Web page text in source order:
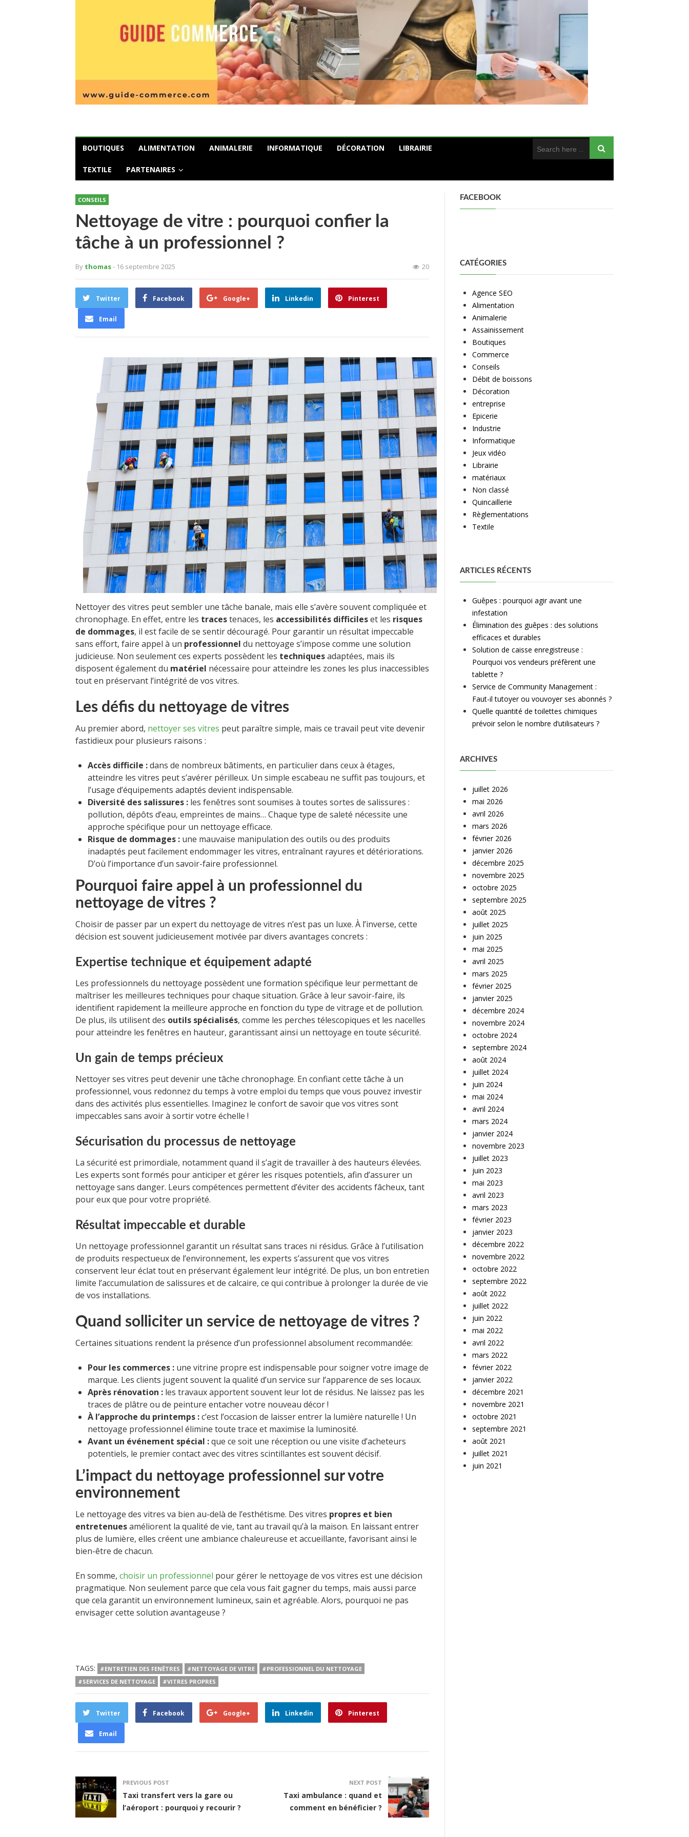
BOUTIQUES ALIMENTATION ANIMALERIE INFORMATIQUE DÉCORATION LIBRAIRIE
TEXTILE PARTENAIRES
CONSEILS
Nettoyage de vitre : pourquoi confier la
tâche à un professionnel ?
By thomas- 16 septembre 2025 20
Twitter Facebook Google+ Linkedin Pinterest
Email
Nettoyer des vitres peut sembler une tâche banale, mais elle s’avère souvent compliquée et
chronophage. En effet, entre les tracestenaces, les accessibilités difficileset les risques
de dommages, il est facile de se sentir découragé. Pour garantir un résultat impeccable
sans effort, faire appel à un professionnel du nettoyage s’impose comme une solution
judicieuse. Non seulement ces experts possèdent les techniquesadaptées, mais ils
disposent également du matériel nécessaire pour atteindre les zones les plus inaccessibles
tout en préservant l’intégrité de vos vitres.
Les défis du nettoyage de vitres
Au premier abord, nettoyer ses vitres peut paraître simple, mais ce travail peut vite devenir
fastidieux pour plusieurs raisons :
Accès difficile :dans de nombreux bâtiments, en particulier dans ceux à étages,
atteindre les vitres peut s’avérer périlleux. Un simple escabeau ne suffit pas toujours, et
l’usage d’équipements adaptés devient indispensable.
Diversité des salissures : les fenêtres sont soumises à toutes sortes de salissures :
pollution, dépôts d’eau, empreintes de mains… Chaque type de saleté nécessite une
approche spécifique pour un nettoyage efficace.
Risque de dommages : une mauvaise manipulation des outils ou des produits
inadaptés peut facilement endommager les vitres, entraînant rayures et détériorations.
D’où l’importance d’un savoir-faire professionnel.
Pourquoi faire appel à un professionnel du
nettoyage de vitres ?
Choisir de passer par un expert du nettoyage de vitres n’est pas un luxe. À l’inverse, cette
décision est souvent judicieusement motivée par divers avantages concrets :
Expertise technique et équipement adapté
Les professionnels du nettoyage possèdent une formation spécifique leur permettant de
maîtriser les meilleures techniques pour chaque situation. Grâce à leur savoir-faire, ils
identifient rapidement la meilleure approche en fonction du type de vitrage et de pollution.
De plus, ils utilisent des outils spécialisés, comme les perches télescopiques et les nacelles
pour atteindre les fenêtres en hauteur, garantissant ainsi un nettoyage en toute sécurité.
Un gain de temps précieux
Nettoyer ses vitres peut devenir une tâche chronophage. En confiant cette tâche à un
professionnel, vous redonnez du temps à votre emploi du temps que vous pouvez investir
dans des activités plus essentielles. Imaginez le confort de savoir que vos vitres sont
impeccables sans avoir à sortir votre échelle !
Sécurisation du processus de nettoyage
La sécurité est primordiale, notamment quand il s’agit de travailler à des hauteurs élevées.
Les experts sont formés pour anticiper et gérer les risques potentiels, afin d’assurer un
nettoyage sans danger. Leurs compétences permettent d’éviter des accidents fâcheux, tant
pour eux que pour votre propriété.
Résultat impeccable et durable
Un nettoyage professionnel garantit un résultat sans traces ni résidus. Grâce à l’utilisation
de produits respectueux de l’environnement, les experts s’assurent que vos vitres
conservent leur éclat tout en préservant également leur intégrité. De plus, un bon entretien
limite l’accumulation de salissures et de calcaire, ce qui contribue à prolonger la durée de vie
de vos installations.
Quand solliciter un service de nettoyage de vitres ?
Certaines situations rendent la présence d’un professionnel absolument recommandée:
Pour les commerces : une vitrine propre est indispensable pour soigner votre image de
marque. Les clients jugent souvent la qualité d’un service sur l’apparence de ses locaux.
Après rénovation : les travaux apportent souvent leur lot de résidus. Ne laissez pas les
traces de plâtre ou de peinture entacher votre nouveau décor !
À l’approche du printemps :c’est l’occasion de laisser entrer la lumière naturelle ! Un
nettoyage professionnel élimine toute trace et maximise la luminosité.
Avant un événement spécial :que ce soit une réception ou une visite d’acheteurs
potentiels, le premier contact avec des vitres scintillantes est souvent décisif.
L’impact du nettoyage professionnel sur votre
environnement
Le nettoyage des vitres va bien au-delà de l’esthétisme. Des vitres propres et bien
entretenuesaméliorent la qualité de vie, tant au travail qu’à la maison. En laissant entrer
plus de lumière, elles créent une ambiance chaleureuse et accueillante, favorisant ainsi le
bien-être de chacun.
En somme, choisir un professionnel pour gérer le nettoyage de vos vitres est une décision
pragmatique. Non seulement parce que cela vous fait gagner du temps, mais aussi parce
que cela garantit un environnement lumineux, sain et agréable. Alors, pourquoi ne pas
envisager cette solution avantageuse ?
TAGS: #ENTRETIEN DES FENÊTRES #NETTOYAGE DE VITRE
#PROFESSIONNEL DU NETTOYAGE
#SERVICES DE NETTOYAGE
#VITRES PROPRES
Twitter Facebook Google+ Linkedin Pinterest
Email
PREVIOUS POST
Taxi transfert vers la gare ou
l’aéroport : pourquoi y recourir ?
NEXT POST
Taxi ambulance : quand et
comment en bénéficier ?
FACEBOOK
CATÉGORIES
Agence SEO
Alimentation
Animalerie
Assainissement
Boutiques
Commerce
Conseils
Débit de boissons
Décoration
entreprise
Epicerie
Industrie
Informatique
Jeux vidéo
Librairie
matériaux
Non classé
Quincaillerie
Règlementations
Textile
ARTICLES RÉCENTS
Guêpes : pourquoi agir avant une
infestation
Élimination des guêpes : des solutions
efficaces et durables
Solution de caisse enregistreuse :
Pourquoi vos vendeurs préfèrent une
tablette ?
Service de Community Management :
Faut-il tutoyer ou vouvoyer ses abonnés ?
Quelle quantité de toilettes chimiques
prévoir selon le nombre d’utilisateurs ?
ARCHIVES
juillet 2026
mai 2026
avril 2026
mars 2026
février 2026
janvier 2026
décembre 2025
novembre 2025
octobre 2025
septembre 2025
août 2025
juillet 2025
juin 2025
mai 2025
avril 2025
mars 2025
février 2025
janvier 2025
décembre 2024
novembre 2024
octobre 2024
septembre 2024
août 2024
juillet 2024
juin 2024
mai 2024
avril 2024
mars 2024
janvier 2024
novembre 2023
juillet 2023
juin 2023
mai 2023
avril 2023
mars 2023
février 2023
janvier 2023
décembre 2022
novembre 2022
octobre 2022
septembre 2022
août 2022
juillet 2022
juin 2022
mai 2022
avril 2022
mars 2022
février 2022
janvier 2022
décembre 2021
novembre 2021
octobre 2021
septembre 2021
août 2021
juillet 2021
juin 2021